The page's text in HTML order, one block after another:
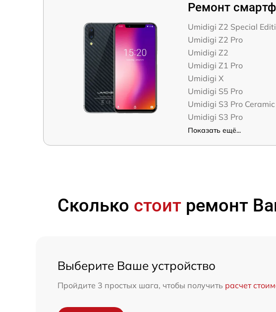
Ремонт
Umidigi Z2 Special
Umidigi Z2 Pro
Umidigi Z2
Umidigi Z1 Pro
Umidigi X
Umidigi S5 Pro
Umidigi S3 Pro Ceramic
Umidigi S3 Pro
Показать ещё...
Сколько стоит ремонт
Выберите Ваше устройство
Пройдите 3 простых шага, чтобы получить расчет